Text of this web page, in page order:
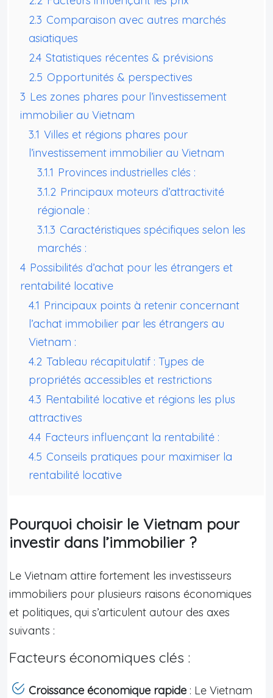
2.3 Comparaison avec autres marchés
asiatiques
2.4 Statistiques récentes & prévisions
2.5 Opportunités & perspectives
3 Les zones phares pour l’investissement
immobilier au Vietnam
3.1 Villes et régions phares pour
l’investissement immobilier au Vietnam
3.1.1 Provinces industrielles clés :
3.1.2 Principaux moteurs d’attractivité
régionale :
3.1.3 Caractéristiques spécifiques selon les
marchés :
4 Possibilités d’achat pour les étrangers et
rentabilité locative
4.1 Principaux points à retenir concernant
l’achat immobilier par les étrangers au
Vietnam :
4.2 Tableau récapitulatif : Types de
propriétés accessibles et restrictions
4.3 Rentabilité locative et régions les plus
attractives
4.4 Facteurs influençant la rentabilité :
4.5 Conseils pratiques pour maximiser la
rentabilité locative
Pourquoi choisir le Vietnam pour
investir dans l’immobilier ?
Le Vietnam attire fortement les investisseurs
immobiliers pour plusieurs raisons économiques
et politiques, qui s’articulent autour des axes
suivants :
Facteurs économiques clés :
Croissance économique rapide : Le Vietnam